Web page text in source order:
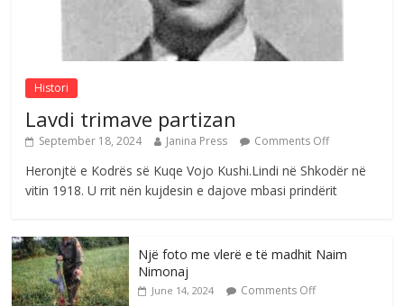
28 Vite nga rënia e Bekim Berishes me
trima tjerë
August 10, 2026 Comments Off
Histori
Lavdi trimave partizan
September 18, 2024 Janina Press Comments Off
Heronjtë e Kodrës së Kuqe Vojo Kushi.Lindi në Shkodër në
vitin 1918. U rrit nën kujdesin e dajove mbasi prindërit
Një foto me vlerë e të madhit Naim
Nimonaj
June 14, 2024 Comments Off